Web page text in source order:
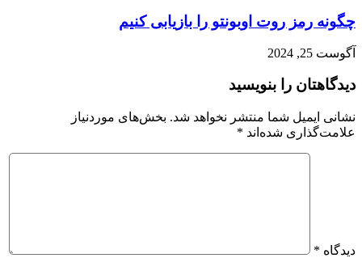
چگونه رمز روت اوبونتو را بازیابی کنیم
آگوست 25, 2024
دیدگاهتان را بنویسید
نشانی ایمیل شما منتشر نخواهد شد. بخش‌های موردنیاز
علامت‌گذاری شده‌اند *
دیدگاه *